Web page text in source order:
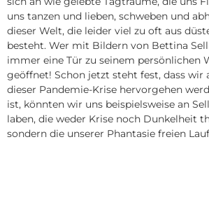
uns tanzen und lieben, schweben und
dieser Welt, die leider viel zu oft aus
besteht. Wer mit Bildern von Bettina
immer eine Tür zu seinem persönlichen
geöffnet! Schon jetzt steht fest, dass wir
dieser Pandemie-Krise hervorgehen
ist, könnten wir uns beispielsweise an
laben, die weder Krise noch Dunkelheit
sondern die unserer Phantasie freien